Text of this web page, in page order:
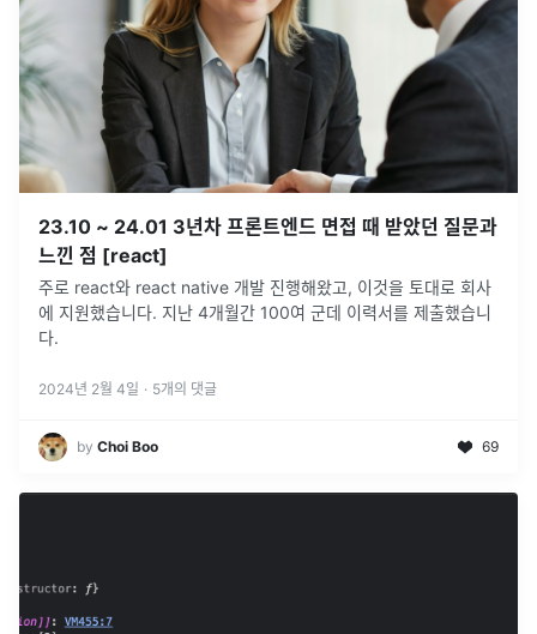
23.10 ~ 24.01 3년차 프론트엔드 면접 때 받았던 질문과
느낀 점 [react]
주로 react와 react native 개발 진행해왔고, 이것을 토대로 회사
에 지원했습니다. 지난 4개월간 100여 군데 이력서를 제출했습니
다.
2024년 2월 4일 · 5개의 댓글
by Choi Boo 69